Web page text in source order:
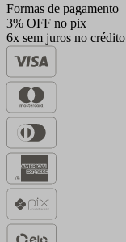
Formas de pagamento
3% OFF no pix
6x sem juros no crédito